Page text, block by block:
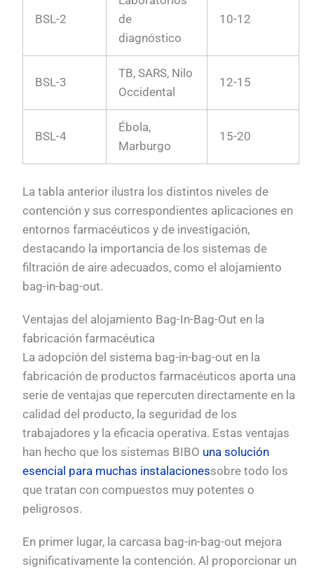
BSL-2
de
diagnóstico
10-12
BSL-3
TB, SARS, Nilo
Occidental
12-15
BSL-4
Ébola,
Marburgo
15-20
La tabla anterior ilustra los distintos niveles de
contención y sus correspondientes aplicaciones en
entornos farmacéuticos y de investigación,
destacando la importancia de los sistemas de
filtración de aire adecuados, como el alojamiento
bag-in-bag-out.
Ventajas del alojamiento Bag-In-Bag-Out en la
fabricación farmacéutica
La adopción del sistema bag-in-bag-out en la
fabricación de productos farmacéuticos aporta una
serie de ventajas que repercuten directamente en la
calidad del producto, la seguridad de los
trabajadores y la eficacia operativa. Estas ventajas
han hecho que los sistemas BIBO una solución
esencial para muchas instalacionessobre todo los
que tratan con compuestos muy potentes o
peligrosos.
En primer lugar, la carcasa bag-in-bag-out mejora
significativamente la contención. Al proporcionar un